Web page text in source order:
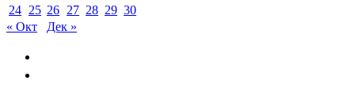
24 25 26 27 28 29 30
« Окт
Дек »